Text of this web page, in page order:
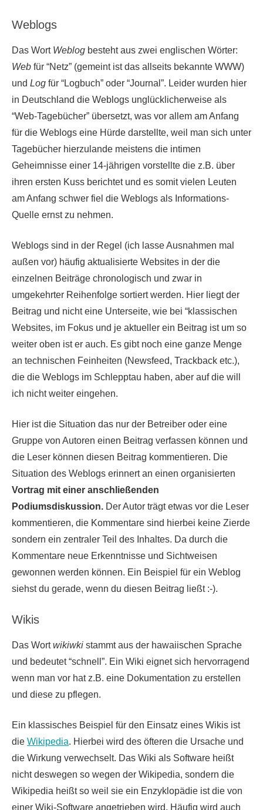
Weblogs
Das Wort Weblog besteht aus zwei englischen Wörter:
Web für “Netz” (gemeint ist das allseits bekannte WWW)
und Log für “Logbuch” oder “Journal”. Leider wurden hier
in Deutschland die Weblogs unglücklicherweise als
“Web-Tagebücher” übersetzt, was vor allem am Anfang
für die Weblogs eine Hürde darstellte, weil man sich unter
Tagebücher hierzulande meistens die intimen
Geheimnisse einer 14-jährigen vorstellte die z.B. über
ihren ersten Kuss berichtet und es somit vielen Leuten
am Anfang schwer fiel die Weblogs als Informations-
Quelle ernst zu nehmen.
Weblogs sind in der Regel (ich lasse Ausnahmen mal
außen vor) häufig aktualisierte Websites in der die
einzelnen Beiträge chronologisch und zwar in
umgekehrter Reihenfolge sortiert werden. Hier liegt der
Beitrag und nicht eine Unterseite, wie bei “klassischen
Websites, im Fokus und je aktueller ein Beitrag ist um so
weiter oben ist er auch. Es gibt noch eine ganze Menge
an technischen Feinheiten (Newsfeed, Trackback etc.),
die die Weblogs im Schlepptau haben, aber auf die will
ich nicht weiter eingehen.
Hier ist die Situation das nur der Betreiber oder eine
Gruppe von Autoren einen Beitrag verfassen können und
die Leser können diesen Beitrag kommentieren. Die
Situation des Weblogs erinnert an einen organisierten
Vortrag mit einer anschließenden
Podiumsdiskussion. Der Autor trägt etwas vor die Leser
kommentieren, die Kommentare sind hierbei keine Zierde
sondern ein zentraler Teil des Inhaltes. Da durch die
Kommentare neue Erkenntnisse und Sichtweisen
gewonnen werden können. Ein Beispiel für ein Weblog
siehst du gerade, wenn du diesen Beitrag ließt :-).
Wikis
Das Wortwikiwki stammt aus der hawaiischen Sprache
und bedeutet “schnell”. Ein Wiki eignet sich hervorragend
wenn man vor hat z.B. eine Dokumentation zu erstellen
und diese zu pflegen.
Ein klassisches Beispiel für den Einsatz eines Wikis ist
die Wikipedia. Hierbei wird des öfteren die Ursache und
die Wirkung verwechselt. Das Wiki als Software heißt
nicht deswegen so wegen der Wikipedia, sondern die
Wikipedia heißt so weil sie ein Enzyklopädie ist die von
einer Wiki-Software angetrieben wird. Häufig wird auch